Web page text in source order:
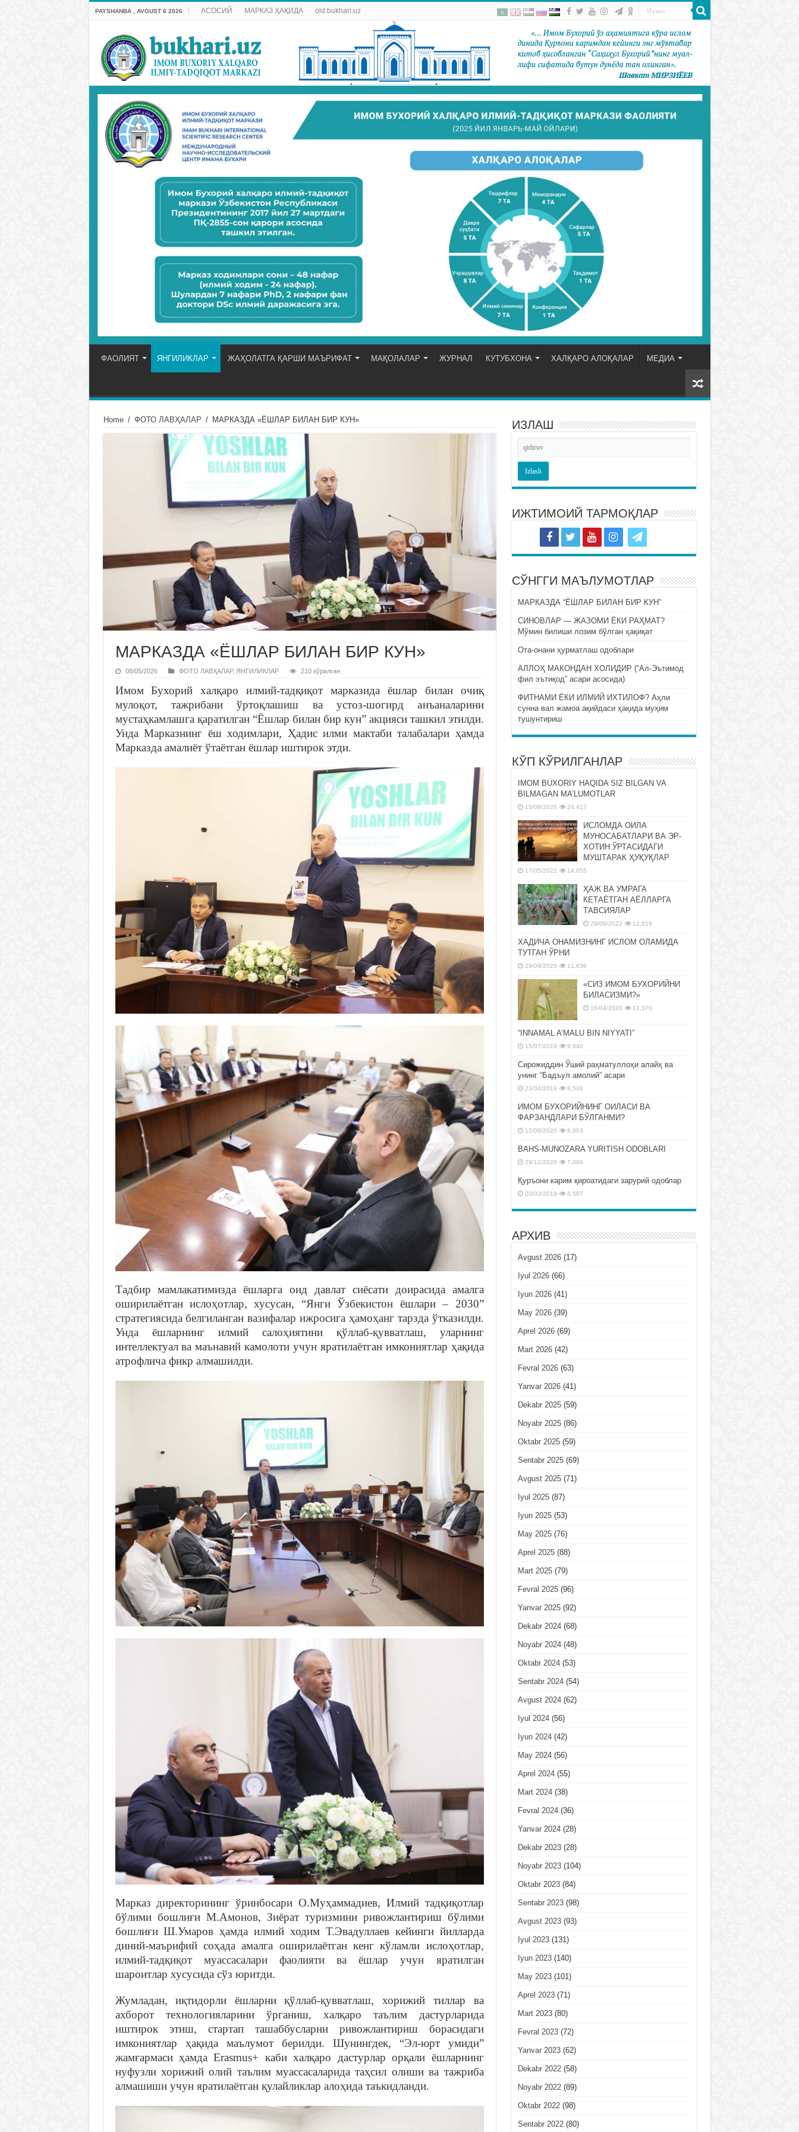
PAYSHANBA , AVGUST 6 2026 АСОСИЙ МАРКАЗ ҲАҚИДА old.bukhari.uz
ФАОЛИЯТ ЯНГИЛИКЛАР ЖАҲОЛАТГА ҚАРШИ МАЪРИФАТ МАҚОЛАЛАР ЖУРНАЛ КУТУБХОНА ХАЛҚАРО АЛОҚАЛАР МЕДИА
Home / ФОТО ЛАВҲАЛАР / МАРКАЗДА «ЁШЛАР БИЛАН БИР КУН»
МАРКАЗДА «ЁШЛАР БИЛАН БИР КУН»
08/05/2026 ФОТО ЛАВҲАЛАР, ЯНГИЛИКЛАР 210 кўрилган
Имом Бухорий халқаро илмий-тадқиқот марказида ёшлар билан очиқ
мулоқот, тажрибани ўртоқлашиш ва устоз-шогирд анъаналарини
мустаҳкамлашга қаратилган “Ёшлар билан бир кун” акцияси ташкил этилди.
Унда Марказнинг ёш ходимлари, Ҳадис илми мактаби талабалари ҳамда
Марказда амалиёт ўтаётган ёшлар иштирок этди.
Тадбир мамлакатимизда ёшларга оид давлат сиёсати доирасида амалга
оширилаётган ислоҳотлар, хусусан, “Янги Ўзбекистон ёшлари – 2030”
стратегиясида белгиланган вазифалар ижросига ҳамоҳанг тарзда ўтказилди.
Унда ёшларнинг илмий салоҳиятини қўллаб-қувватлаш, уларнинг
интеллектуал ва маънавий камолоти учун яратилаётган имкониятлар ҳақида
атрофлича фикр алмашилди.
Марказ директорининг ўринбосари О.Муҳаммадиев, Илмий тадқиқотлар
бўлими бошлиғи М.Амонов, Зиёрат туризмини ривожлантириш бўлими
бошлиғи Ш.Умаров ҳамда илмий ходим Т.Эвадуллаев кейинги йилларда
диний-маърифий соҳада амалга оширилаётган кенг кўламли ислоҳотлар,
илмий-тадқиқот муассасалари фаолияти ва ёшлар учун яратилган
шароитлар хусусида сўз юритди.
Жумладан, иқтидорли ёшларни қўллаб-қувватлаш, хорижий тиллар ва
ахборот технологияларини ўрганиш, халқаро таълим дастурларида
иштирок этиш, стартап ташаббусларни ривожлантириш борасидаги
имкониятлар ҳақида маълумот берилди. Шунингдек, “Эл-юрт умиди”
жамғармаси ҳамда Erasmus+ каби халқаро дастурлар орқали ёшларнинг
нуфузли хорижий олий таълим муассасаларида таҳсил олиши ва тажриба
алмашиши учун яратилаётган қулайликлар алоҳида таъкидланди.
ИЗЛАШ
ИЖТИМОИЙ ТАРМОҚЛАР
СЎНГГИ МАЪЛУМОТЛАР
МАРКАЗДА “ЁШЛАР БИЛАН БИР КУН”
СИНОВЛАР — ЖАЗОМИ ЁКИ РАҲМАТ?
Мўмин билиши лозим бўлган ҳақиқат
Ота-онани ҳурматлаш одоблари
АЛЛОҲ МАКОНДАН ХОЛИДИР (“Ал-Эътимод
фил эътиқод” асари асосида)
ФИТНАМИ ЁКИ ИЛМИЙ ИХТИЛОФ? Аҳли
сунна вал жамоа ақийдаси ҳақида муҳим
тушунтириш
КЎП КЎРИЛГАНЛАР
IMOM BUXORIY HAQIDA SIZ BILGAN VA
BILMAGAN MA’LUMOTLAR
15/09/2020 24,417
ИСЛОМДА ОИЛА
МУНОСАБАТЛАРИ ВА ЭР-
ХОТИН ЎРТАСИДАГИ
МУШТАРАК ҲУҚУҚЛАР
17/05/2022 14,055
ҲАЖ ВА УМРАГА
КЕТАЁТГАН АЁЛЛАРГА
ТАВСИЯЛАР
29/06/2022 12,519
ХАДИЧА ОНАМИЗНИНГ ИСЛОМ ОЛАМИДА
ТУТГАН ЎРНИ
29/09/2020 11,636
«СИЗ ИМОМ БУХОРИЙНИ
БИЛАСИЗМИ?»
16/04/2020 11,370
“INNAMAL A’MALU BIN NIYYATI”
15/07/2019 9,640
Сирожиддин Ўший раҳматуллоҳи алайҳ ва
унинг “Бадъул амолий” асари
23/04/2019 8,508
ИМОМ БУХОРИЙНИНГ ОИЛАСИ ВА
ФАРЗАНДЛАРИ БЎЛГАНМИ?
12/08/2020 8,003
BAHS-MUNOZARA YURITISH ODOBLARI
29/12/2020 7,096
Қуръони карим қироатидаги зарурий одоблар
20/03/2019 6,587
АРХИВ
Avgust 2026(17)
Iyul 2026(66)
Iyun 2026(41)
May 2026(39)
Aprel 2026(69)
Mart 2026(42)
Fevral 2026(63)
Yanvar 2026(41)
Dekabr 2025(59)
Noyabr 2025(86)
Oktabr 2025(59)
Sentabr 2025(69)
Avgust 2025(71)
Iyul 2025(87)
Iyun 2025(53)
May 2025(76)
Aprel 2025(88)
Mart 2025(79)
Fevral 2025(96)
Yanvar 2025(92)
Dekabr 2024(68)
Noyabr 2024(48)
Oktabr 2024(53)
Sentabr 2024(54)
Avgust 2024(62)
Iyul 2024(56)
Iyun 2024(42)
May 2024(56)
Aprel 2024(55)
Mart 2024(38)
Fevral 2024(36)
Yanvar 2024(28)
Dekabr 2023(28)
Noyabr 2023(104)
Oktabr 2023(84)
Sentabr 2023(98)
Avgust 2023(93)
Iyul 2023(131)
Iyun 2023(140)
May 2023(101)
Aprel 2023(71)
Mart 2023(80)
Fevral 2023(72)
Yanvar 2023(62)
Dekabr 2022(58)
Noyabr 2022(89)
Oktabr 2022(98)
Sentabr 2022(80)